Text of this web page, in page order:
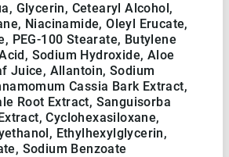
Glycerin, Cetearyl Alcohol,
Niacinamide, Oleyl Erucate,
PEG-100 Stearate, Butylene
Sodium Hydroxide, Aloe
Juice, Allantoin, Sodium
Cassia Bark Extract,
Root Extract, Sanguisorba
Cyclohexasiloxane,
Ethylhexylglycerin,
Sodium Benzoate